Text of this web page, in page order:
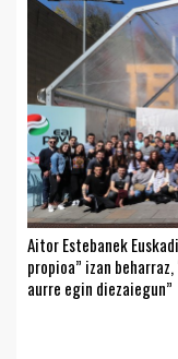
Aitor Estebanek
propioa” izan
aurre egin diezaiegun”